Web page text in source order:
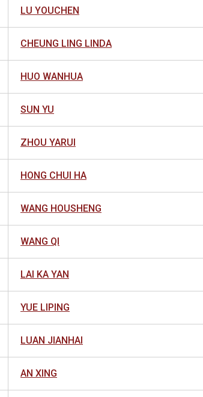
LU YOUCHEN
CHEUNG LING LINDA
HUO WANHUA
SUN YU
ZHOU YARUI
HONG CHUI HA
WANG HOUSHENG
WANG QI
LAI KA YAN
YUE LIPING
LUAN JIANHAI
AN XING